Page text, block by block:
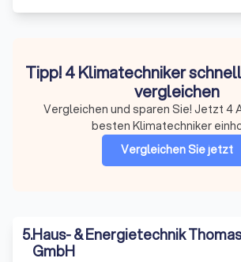
Tipp! 4 Klimatechniker
vergleichen
Vergleichen und sparen Sie! Jetzt 4
besten Klimatechniker
Vergleichen Sie jetzt
5.Haus- & Energietechnik
GmbH